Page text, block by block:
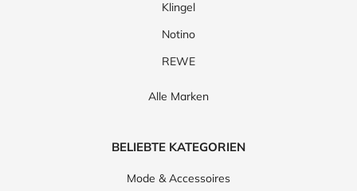
Klingel
Notino
REWE
Alle Marken
BELIEBTE KATEGORIEN
Mode & Accessoires